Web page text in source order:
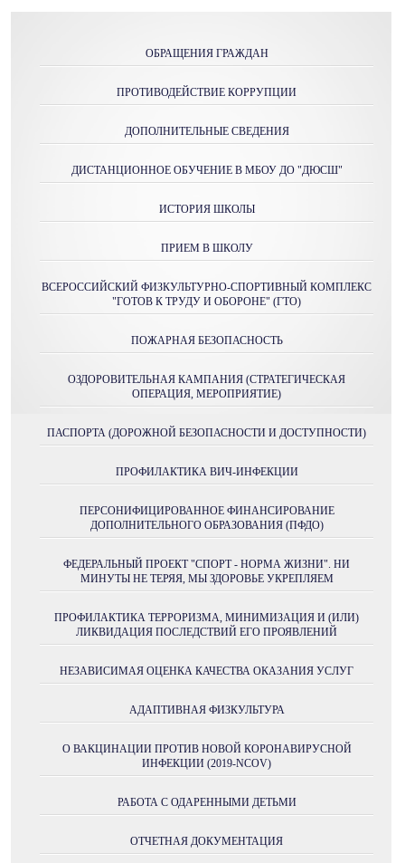
ОБРАЩЕНИЯ ГРАЖДАН
ПРОТИВОДЕЙСТВИЕ КОРРУПЦИИ
ДОПОЛНИТЕЛЬНЫЕ СВЕДЕНИЯ
ДИСТАНЦИОННОЕ ОБУЧЕНИЕ В МБОУ ДО "ДЮСШ"
ИСТОРИЯ ШКОЛЫ
ПРИЕМ В ШКОЛУ
ВСЕРОССИЙСКИЙ ФИЗКУЛЬТУРНО-СПОРТИВНЫЙ КОМПЛЕКС
"ГОТОВ К ТРУДУ И ОБОРОНЕ" (ГТО)
ПОЖАРНАЯ БЕЗОПАСНОСТЬ
ОЗДОРОВИТЕЛЬНАЯ КАМПАНИЯ (СТРАТЕГИЧЕСКАЯ
ОПЕРАЦИЯ, МЕРОПРИЯТИЕ)
ПАСПОРТА (ДОРОЖНОЙ БЕЗОПАСНОСТИ И ДОСТУПНОСТИ)
ПРОФИЛАКТИКА ВИЧ-ИНФЕКЦИИ
ПЕРСОНИФИЦИРОВАННОЕ ФИНАНСИРОВАНИЕ
ДОПОЛНИТЕЛЬНОГО ОБРАЗОВАНИЯ (ПФДО)
ФЕДЕРАЛЬНЫЙ ПРОЕКТ "СПОРТ - НОРМА ЖИЗНИ". НИ
МИНУТЫ НЕ ТЕРЯЯ, МЫ ЗДОРОВЬЕ УКРЕПЛЯЕМ
ПРОФИЛАКТИКА ТЕРРОРИЗМА, МИНИМИЗАЦИЯ И (ИЛИ)
ЛИКВИДАЦИЯ ПОСЛЕДСТВИЙ ЕГО ПРОЯВЛЕНИЙ
НЕЗАВИСИМАЯ ОЦЕНКА КАЧЕСТВА ОКАЗАНИЯ УСЛУГ
АДАПТИВНАЯ ФИЗКУЛЬТУРА
О ВАКЦИНАЦИИ ПРОТИВ НОВОЙ КОРОНАВИРУСНОЙ
ИНФЕКЦИИ (2019-NCOV)
РАБОТА С ОДАРЕННЫМИ ДЕТЬМИ
ОТЧЕТНАЯ ДОКУМЕНТАЦИЯ